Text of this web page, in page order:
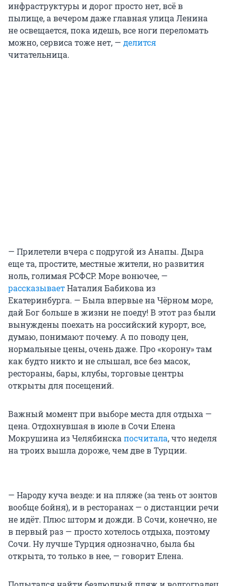
инфраструктуры и дорог просто нет, всё в
пылище, а вечером даже главная улица Ленина
не освещается, пока идешь, все ноги переломать
можно, сервиса тоже нет, — делится
читательница.
— Прилетели вчера с подругой из Анапы. Дыра
еще та, простите, местные жители, но развития
ноль, голимая РСФСР. Море вонючее, —
рассказываетНаталия Бабикова из
Екатеринбурга. — Была впервые на Чёрном море,
дай Бог больше в жизни не поеду! В этот раз были
вынуждены поехать на российский курорт, все,
думаю, понимают почему. А по поводу цен,
нормальные цены, очень даже. Про «корону» там
как будто никто и не слышал, все без масок,
рестораны, бары, клубы, торговые центры
открыты для посещений.
Важный момент при выборе места для отдыха —
цена. Отдохнувшая в июле в Сочи Елена
Мокрушина из Челябинскапосчитала, что неделя
на троих вышла дороже, чем две в Турции.
— Народу куча везде: и на пляже (за тень от зонтов
вообще бойня), и в ресторанах — о дистанции речи
не идёт. Плюс шторм и дожди. В Сочи, конечно, не
в первый раз — просто хотелось отдыха, поэтому
Сочи. Ну лучше Турция однозначно, была бы
открыта, то только в нее, — говорит Елена.